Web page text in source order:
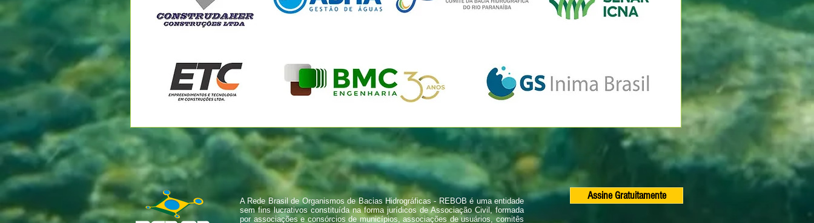
A Rede Brasil de Organismos de Bacias Hidrográficas - REBOB é uma entidade
sem fins lucrativos constituída na forma jurídicos de Associação Civil, formada
por associações e consórcios de municípios, associações de usuários, comitês
Assine Gratuitamente